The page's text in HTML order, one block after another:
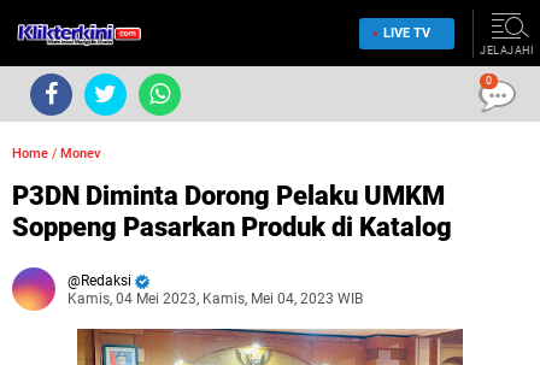
LIVE TV
JELAJAHI
Home / Monev
P3DN Diminta Dorong Pelaku UMKM
Soppeng Pasarkan Produk di Katalog
Redaksi
Kamis, 04 Mei 2023, Kamis, Mei 04, 2023 WIB
0